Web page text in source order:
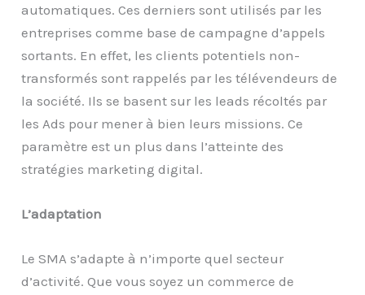
automatiques. Ces derniers sont utilisés par les
entreprises comme base de campagne d’appels
sortants. En effet, les clients potentiels non-
transformés sont rappelés par les télévendeurs de
la société. Ils se basent sur les leads récoltés par
les Ads pour mener à bien leurs missions. Ce
paramètre est un plus dans l’atteinte des
stratégies marketing digital.
L’adaptation
Le SMA s’adapte à n’importe quel secteur
d’activité. Que vous soyez un commerce de